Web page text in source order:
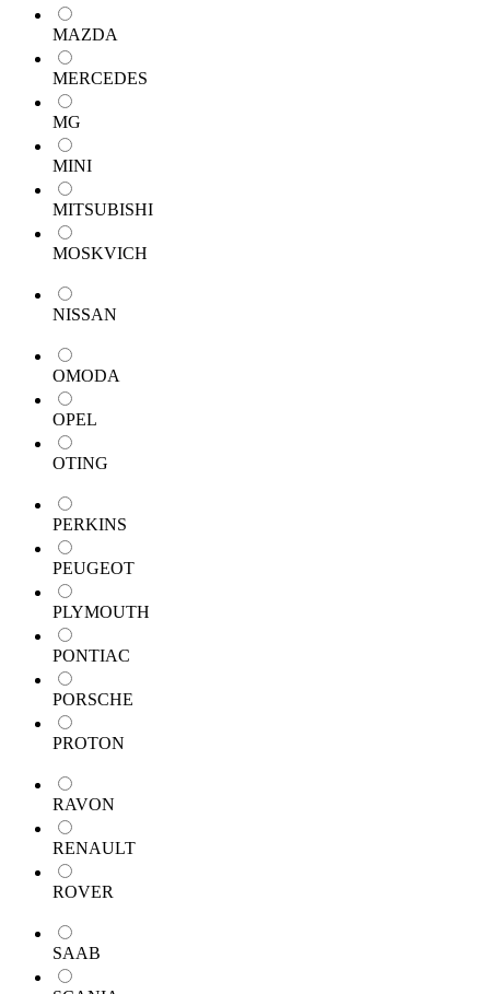
MAZDA
MERCEDES
MG
MINI
MITSUBISHI
MOSKVICH
NISSAN
OMODA
OPEL
OTING
PERKINS
PEUGEOT
PLYMOUTH
PONTIAC
PORSCHE
PROTON
RAVON
RENAULT
ROVER
SAAB